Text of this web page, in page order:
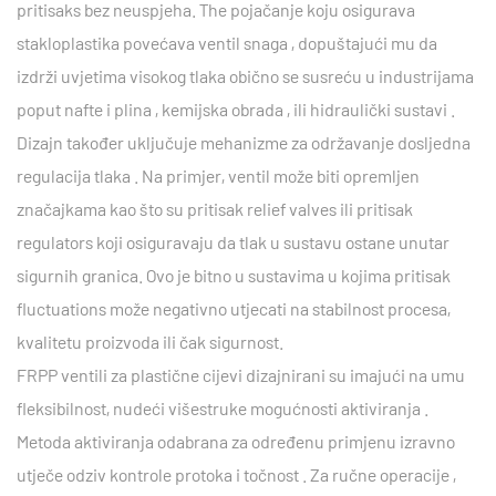
pritisaks bez neuspjeha. The pojačanje koju osigurava
stakloplastika povećava ventil snaga , dopuštajući mu da
izdrži uvjetima visokog tlaka obično se susreću u industrijama
poput nafte i plina , kemijska obrada , ili hidraulički sustavi
Dizajn također uključuje mehanizme za održavanje dosljedna
regulacija tlaka
. Na primjer, ventil može biti opremljen
značajkama kao što su pritisak relief valves ili pritisak
regulators koji osiguravaju da tlak u sustavu ostane unutar
sigurnih granica. Ovo je bitno u sustavima u kojima pritisak
fluctuations može negativno utjecati na stabilnost procesa,
kvalitetu proizvoda ili čak sigurnost.
FRPP ventili za plastične cijevi dizajnirani su imajući na umu
fleksibilnost, nudeći višestruke mogućnosti aktiviranja
Metoda aktiviranja odabrana za određenu primjenu izravno
utječe odziv kontrole protoka i točnost . Za ručne operacije ,